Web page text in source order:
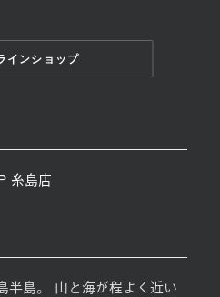
インショップ
糸島店
半島。 山と海が程よく近い